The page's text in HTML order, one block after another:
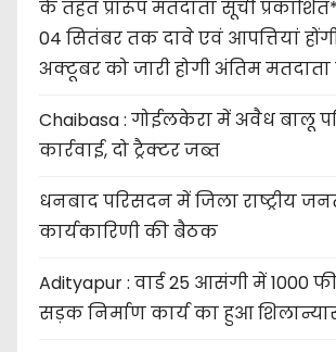
के तहत प्रारूप मतदाता सूची
04 सितंबर तक दावे एवं आपत्तियां
अक्टूबर को जारी होगी अंतिम
Chaibasa : गोईलकेरा में अवैध बालू
कार्रवाई, दो ट्रैक्टर जब्त
धनबाद परिसदन में जिला राष्ट्रीय
कार्यकारिणी की बैठक
Adityapur : वार्ड 25 आसंगी में 1000
सड़क निर्माण कार्य का हुआ